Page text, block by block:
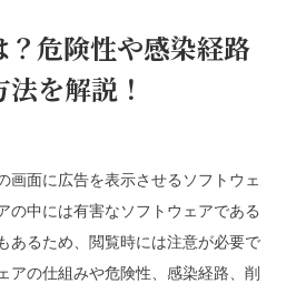
？危険性や感染経路
を解説！
画面に広告を表示させるソフトウェ
の中には有害なソフトウェアである
あるため、閲覧時には注意が必要で
アの仕組みや危険性、感染経路、削